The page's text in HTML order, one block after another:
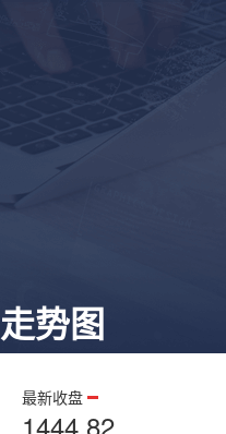
走势图
最新收盘
1444.82